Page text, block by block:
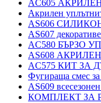
AC605
Акрилен
AS606
AS607
AC580 БЪРЗО
AS608
AC575 КИТ ЗА
Фугираща смес
AS609
КОМПЛЕКТ ЗА